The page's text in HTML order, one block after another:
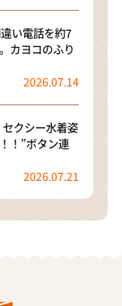
い電話を約7
カヨコのふり
2026.07.14
セクシー水着姿
！”ボタン連
2026.07.21